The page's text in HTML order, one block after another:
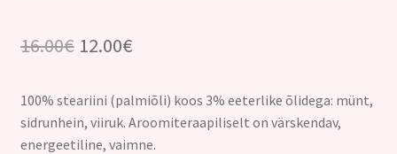
16.00€ Algne
oli:
16.00€.
12.00€Praegune
on:
12.00€.
100% steariini (palmiõli) koos 3% eeterlike õlidega: münt,
sidrunhein, viiruk. Aroomiteraapiliselt on värskendav,
energeetiline, vaimne.